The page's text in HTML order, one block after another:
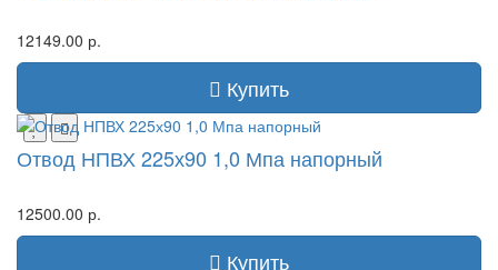
12149.00 р.
Купить
Отвод НПВХ 225х90 1,0 Мпа напорный
12500.00 р.
Купить